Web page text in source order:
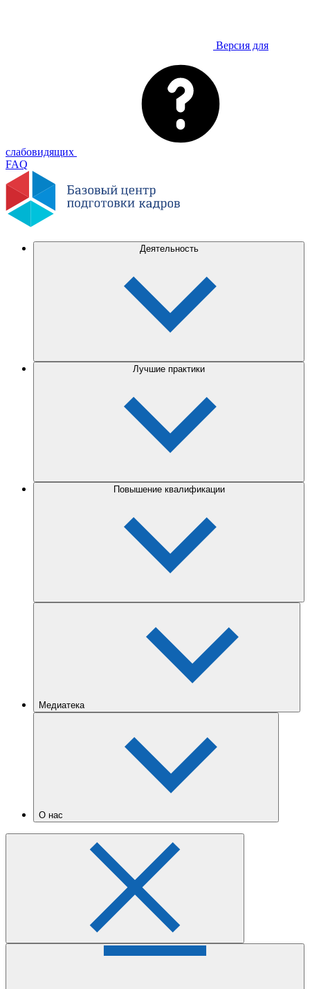
Версия для
слабовидящих
FAQ
Деятельность
Лучшие практики
Повышение квалификации
Медиатека
О нас